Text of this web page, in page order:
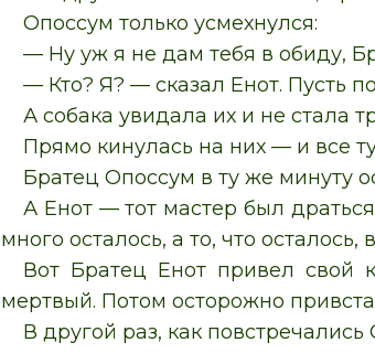
Опоссум только усмехнулся:
— Ну уж я не дам тебя в обиду,
— Кто? Я? — сказал Енот. Пусть
А собака увидала их и не стала
Прямо кинулась на них — и все
Братец Опоссум в ту же минуту
А Енот — тот мастер был
много осталось, а то, что
Вот Братец Енот привел свой
мертвый. Потом осторожно
В другой раз, как